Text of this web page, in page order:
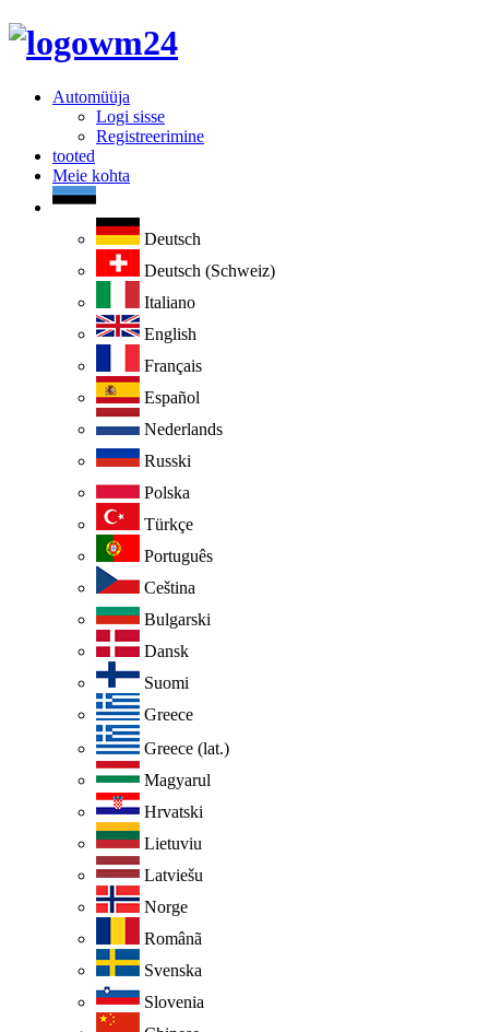
Automüüja
Logi sisse
Registreerimine
tooted
Meie kohta
Deutsch
Deutsch (Schweiz)
Italiano
English
Français
Español
Nederlands
Russki
Polska
Türkçe
Português
Ceština
Bulgarski
Dansk
Suomi
Greece
Greece (lat.)
Magyarul
Hrvatski
Lietuviu
Latviešu
Norge
Românã
Svenska
Slovenia